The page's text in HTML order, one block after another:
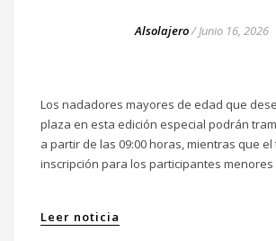
Alsolajero/Junio 16, 2026
Los nadadores mayores de edad que
plaza en esta edición especial podrán
a partir de las 09:00 horas, mientras que
inscripción para los participantes menores
Leer noticia